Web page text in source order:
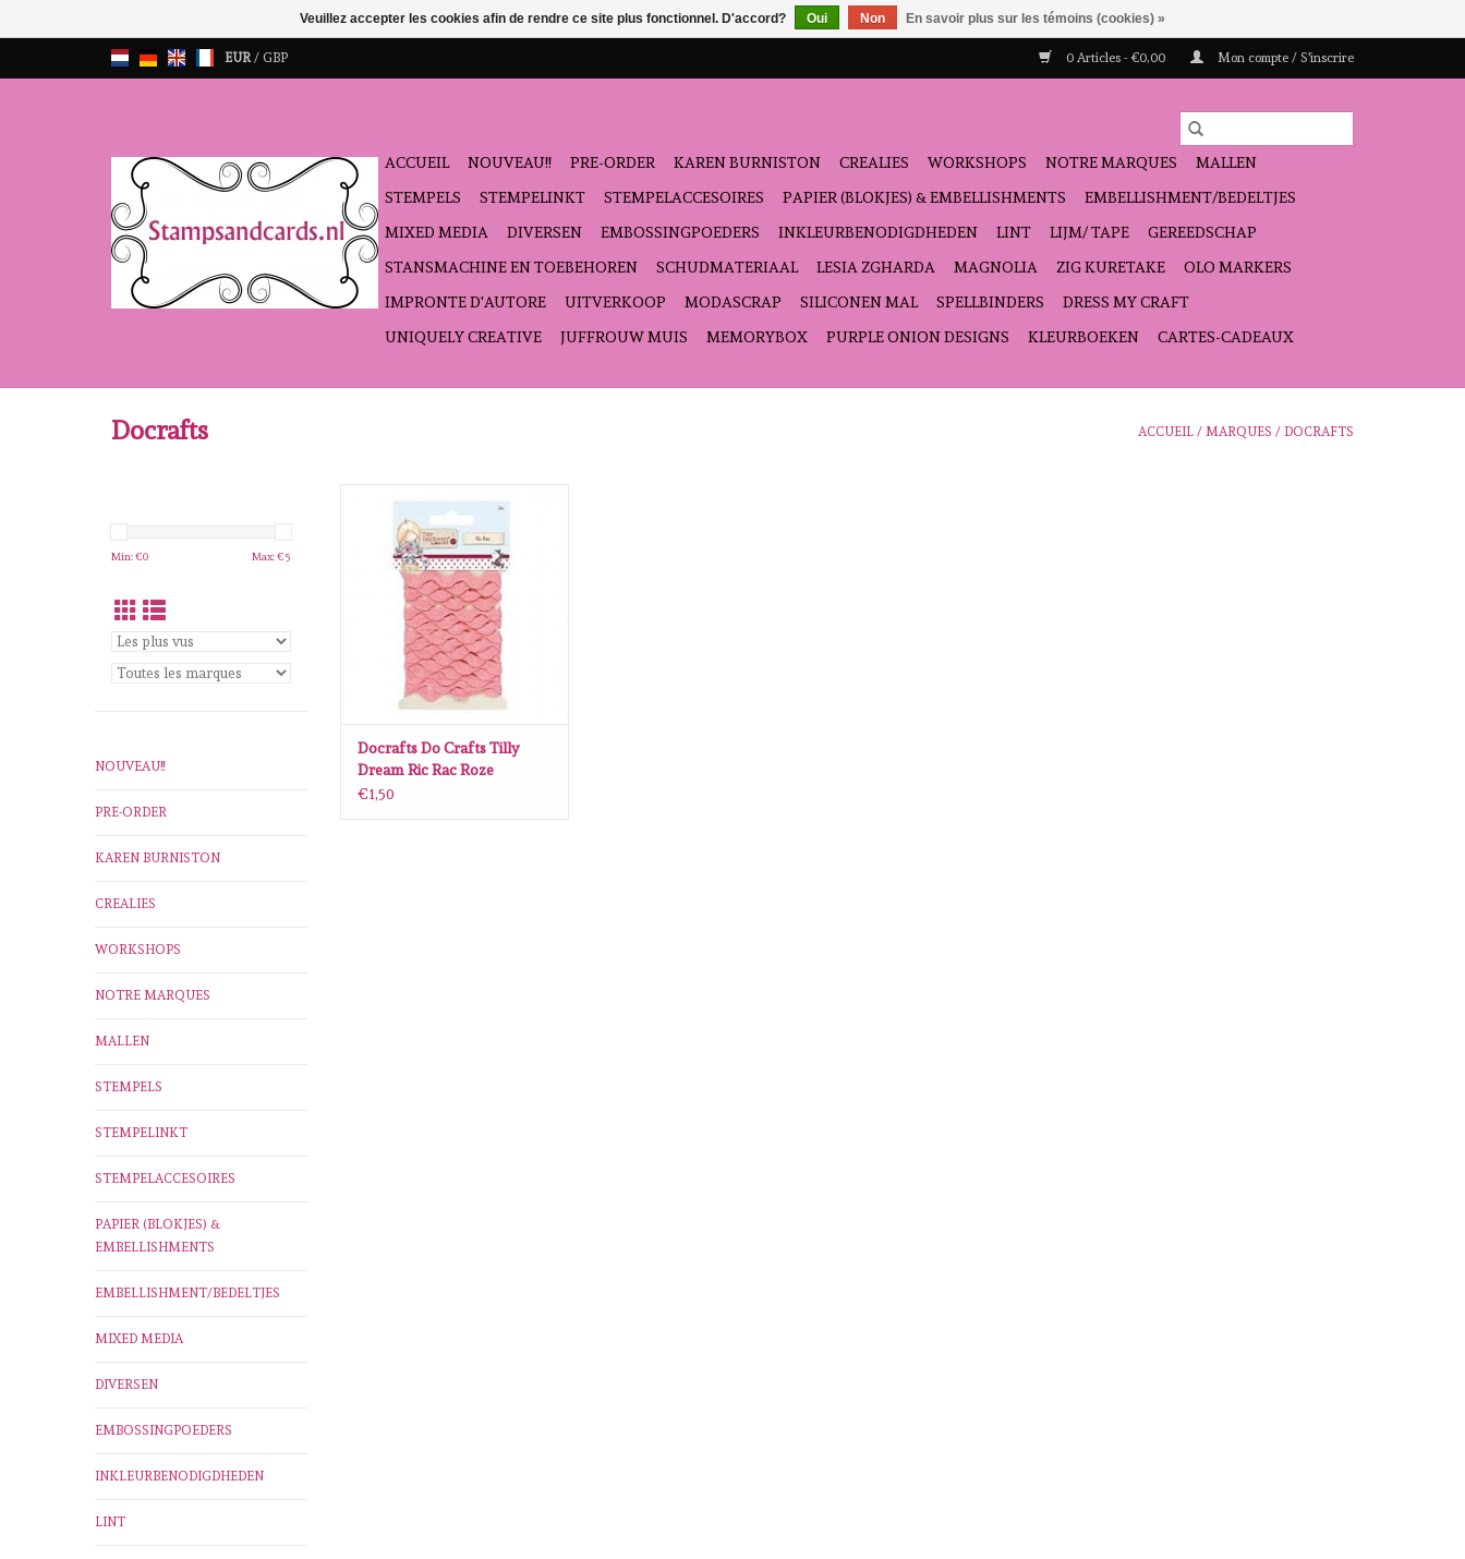
EUR/ GBP 0 Articles - €0,00 Mon compte / S'inscrire
ACCUEIL NOUVEAU!! PRE-ORDER KAREN BURNISTON CREALIES WORKSHOPS NOTRE MARQUES
MALLEN
STEMPELS
STEMPELINKT STEMPELACCESOIRES PAPIER (BLOKJES) & EMBELLISHMENTS
EMBELLISHMENT/BEDELTJES
MIXED MEDIA
DIVERSEN EMBOSSINGPOEDERS INKLEURBENODIGDHEDEN LINT LIJM/ TAPE
GEREEDSCHAP
STANSMACHINE EN TOEBEHOREN
SCHUDMATERIAAL LESIA ZGHARDA MAGNOLIA ZIG KURETAKE
OLO MARKERS
IMPRONTE D'AUTORE
UITVERKOOP MODASCRAP SILICONEN MAL SPELLBINDERS
DRESS MY CRAFT
UNIQUELY CREATIVE
JUFFROUW MUIS MEMORYBOX PURPLE ONION DESIGNS KLEURBOEKEN CARTES-CADEAUX
Docrafts ACCUEIL / MARQUES / DOCRAFTS
Min: €0 Max: €5
NOUVEAU!!
PRE-ORDER
KAREN BURNISTON
CREALIES
WORKSHOPS
NOTRE MARQUES
MALLEN
STEMPELS
STEMPELINKT
STEMPELACCESOIRES
PAPIER (BLOKJES) &
EMBELLISHMENTS
EMBELLISHMENT/BEDELTJES
MIXED MEDIA
DIVERSEN
EMBOSSINGPOEDERS
INKLEURBENODIGDHEDEN
LINT
Rac Roze
AJOUTER AU PANIER
Docrafts Do Crafts Tilly
Dream Ric Rac Roze
€1,50
Veuillez accepter les cookies afin de rendre ce site plus fonctionnel. D'accord? Oui Non En savoir plus sur les témoins (cookies) »